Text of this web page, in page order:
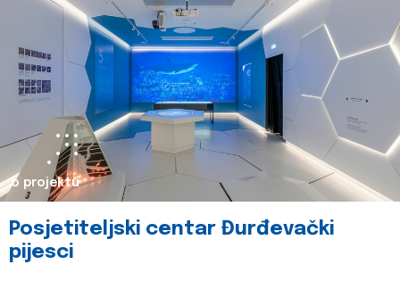
o projektu
Posjetiteljski centar Đurđevački
pijesci